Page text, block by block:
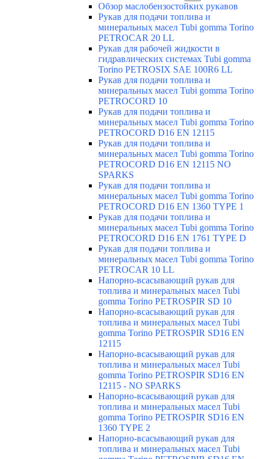
Обзор маслобензостойких рукавов
Рукав для подачи топлива и
минеральных масел Tubi gomma Torino
PETROCAR 20 LL
Рукав для рабочей жидкости в
гидравлических системах Tubi gomma
Torino PETROSIX SAE 100R6 LL
Рукав для подачи топлива и
минеральных масел Tubi gomma Torino
PETROCORD 10
Рукав для подачи топлива и
минеральных масел Tubi gomma Torino
PETROCORD D16 EN 12115
Рукав для подачи топлива и
минеральных масел Tubi gomma Torino
PETROCORD D16 EN 12115 NO
SPARKS
Рукав для подачи топлива и
минеральных масел Tubi gomma Torino
PETROCORD D16 EN 1360 TYPE 1
Рукав для подачи топлива и
минеральных масел Tubi gomma Torino
PETROCORD D16 EN 1761 TYPE D
Рукав для подачи топлива и
минеральных масел Tubi gomma Torino
PETROCAR 10 LL
Напорно-всасывающий рукав для
топлива и минеральных масел Tubi
gomma Torino PETROSPIR SD 10
Напорно-всасывающий рукав для
топлива и минеральных масел Tubi
gomma Torino PETROSPIR SD16 EN
12115
Напорно-всасывающий рукав для
топлива и минеральных масел Tubi
gomma Torino PETROSPIR SD16 EN
12115 - NO SPARKS
Напорно-всасывающий рукав для
топлива и минеральных масел Tubi
gomma Torino PETROSPIR SD16 EN
1360 TYPE 2
Напорно-всасывающий рукав для
топлива и минеральных масел Tubi